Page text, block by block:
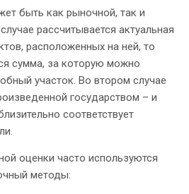
быть как рыночной, так и
рассчитывается актуальная
расположенных на ней, то
сумма, за которую можно
участок. Во втором случае
государством – и
соответствует
оценки часто используются
методы: